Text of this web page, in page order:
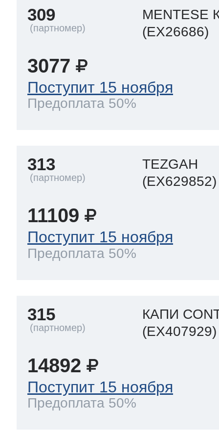
309
MENTESE
(EX26686)
3077
Поступит 15 ноября
Предоплата 50%
313
TEZGAH
(EX629852)
11109
Поступит 15 ноября
Предоплата 50%
315
КАПИ
(EX407929)
14892
Поступит 15 ноября
Предоплата 50%